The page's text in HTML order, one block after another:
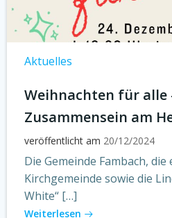
Aktuelles
Weihnachten für alle
Zusammensein am
veröffentlicht am 20/12/2024
Die Gemeinde Fambach, die
Kirchgemeinde sowie die
White“ […]
Weiterlesen